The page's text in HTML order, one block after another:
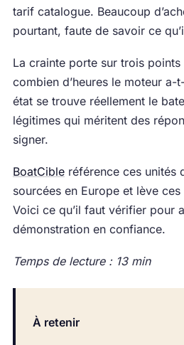
tarif catalogue. Beaucoup
pourtant, faute de savoir ce
La crainte porte sur trois
combien d’heures le moteur a-
état se trouve réellement le
légitimes qui méritent des
signer.
BoatCibleréférence ces unités
sourcées en Europe et lève
Voici ce qu’il faut vérifier pour
démonstration en confiance.
Temps de lecture : 13 min
À retenir